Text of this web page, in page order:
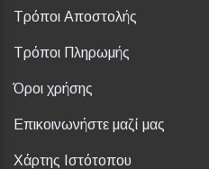
Τρόποι Αποστολής
Τρόποι Πληρωμής
Όροι χρήσης
Επικοινωνήστε μαζί μας
Χάρτης Ιστότοπου